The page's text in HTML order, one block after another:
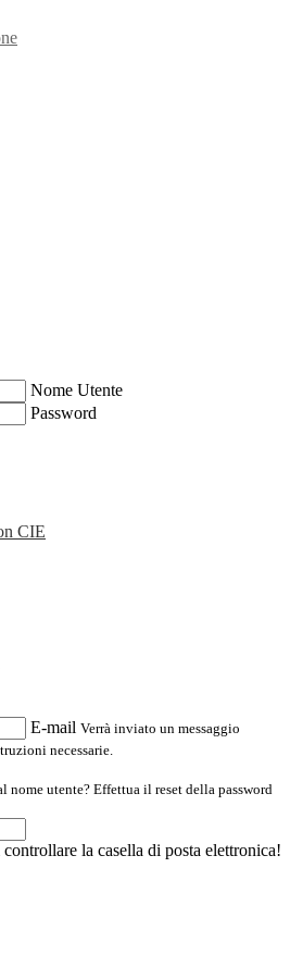
Nome Utente
Password
CIE
E-mail Verrà inviato un messaggio
necessarie.
nome utente? Effettua il reset della password
la casella di posta elettronica!